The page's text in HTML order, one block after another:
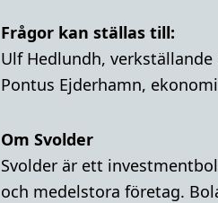
Frågor kan ställas till:
Ulf Hedlundh,
Pontus Ejderhamn,
Om Svolder
Svolder är ett
och medelstora företag.